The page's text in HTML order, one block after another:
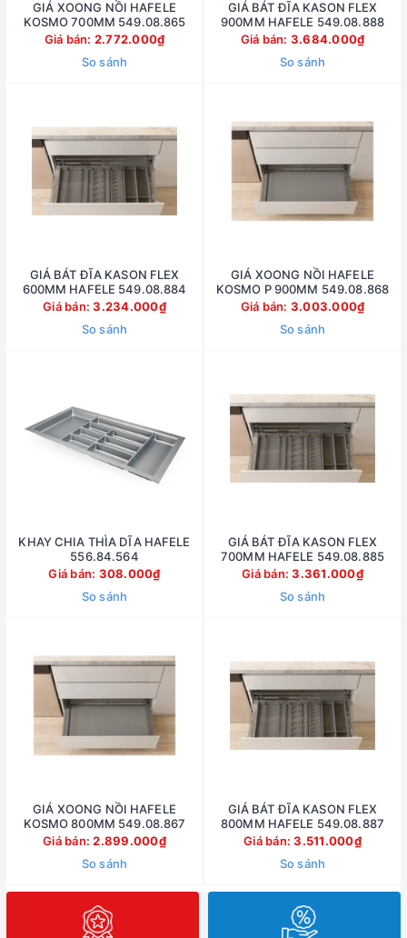
GIÁ XOONG NỒI HAFELE
KOSMO 700MM 549.08.865
Giá bán: 2.772.000₫
So sánh
GIÁ BÁT ĐĨA KASON FLEX
900MM HAFELE 549.08.888
Giá bán: 3.684.000₫
So sánh
GIÁ BÁT ĐĨA KASON FLEX
600MM HAFELE 549.08.884
Giá bán:3.234.000₫
So sánh
GIÁ XOONG NỒI HAFELE
KOSMO P 900MM 549.08.868
Giá bán: 3.003.000₫
So sánh
KHAY CHIA THÌA DĨA HAFELE
556.84.564
Giá bán: 308.000₫
So sánh
GIÁ BÁT ĐĨA KASON FLEX
700MM HAFELE 549.08.885
Giá bán:3.361.000₫
So sánh
GIÁ XOONG NỒI HAFELE
KOSMO 800MM 549.08.867
Giá bán:2.899.000₫
So sánh
GIÁ BÁT ĐĨA KASON FLEX
800MM HAFELE 549.08.887
Giá bán:3.511.000₫
So sánh